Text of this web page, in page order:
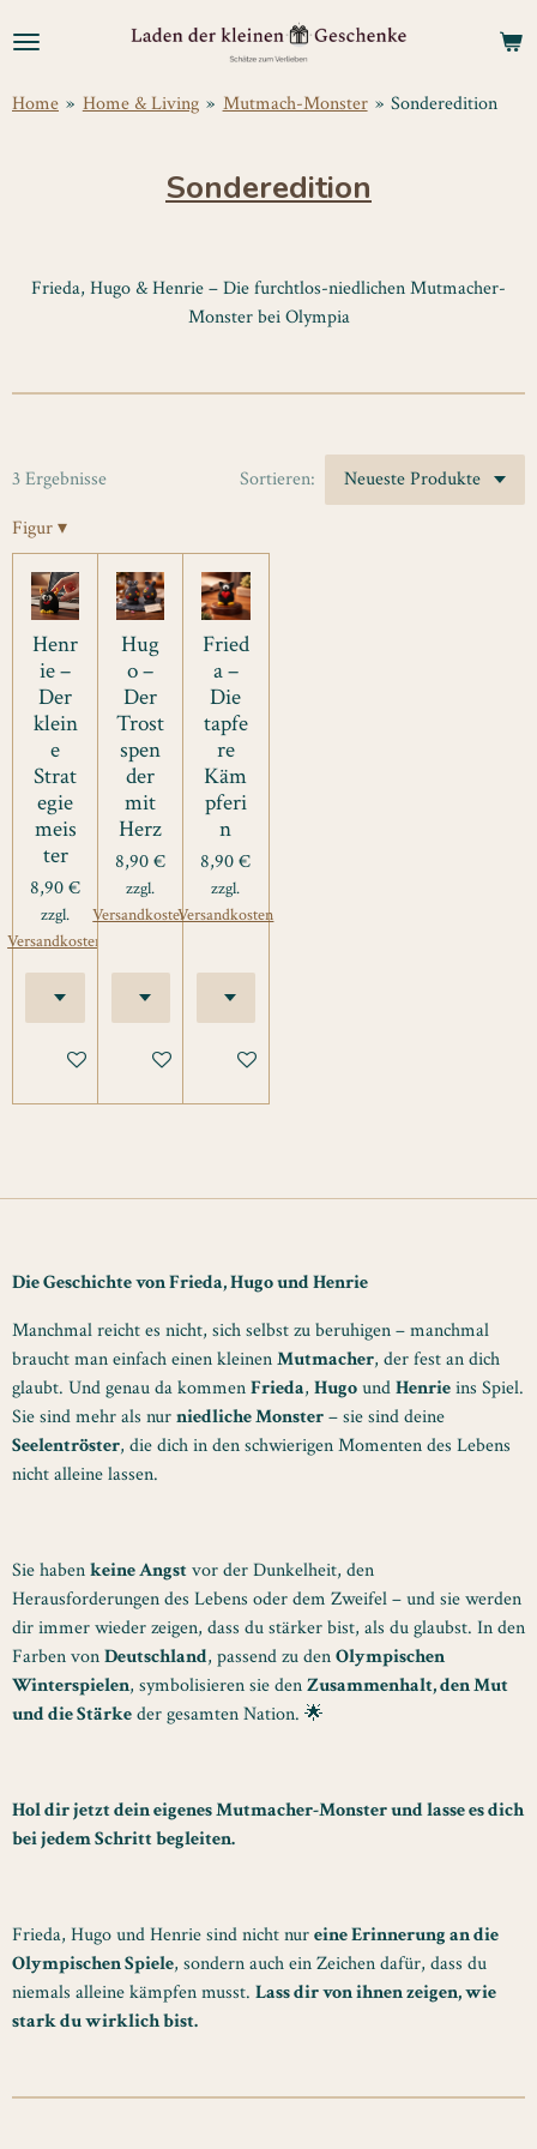
Hauptinhalt
Home » Home & Living » Mutmach-Monster » Sonderedition
Sonderedition
Frieda, Hugo & Henrie – Die furchtlos-niedlichen Mutmacher-
Monster bei Olympia
3 Ergebnisse
Sortieren:
Figur▾
Henr
ie –
Der
klein
e
Strat
egie
meis
ter
8,90 €
zzgl.
Versandkosten
In den Warenkorb
Hug
o –
Der
Trost
spen
der
mit
Herz
8,90 €
zzgl.
Versandkosten
In den Warenkorb
Fried
a –
Die
tapfe
re
Käm
pferi
n
8,90 €
zzgl.
Versandkosten
In den Warenkorb
Die Geschichte von Frieda, Hugo und Henrie
Manchmal reicht es nicht, sich selbst zu beruhigen – manchmal
braucht man einfach einen kleinenMutmacher, der fest an dich
glaubt. Und genau da kommenFrieda, HugoundHenrieins Spiel.
Sie sind mehr als nurniedliche Monster– sie sind deine
Seelentröster, die dich in den schwierigen Momenten des Lebens
nicht alleine lassen.
Sie habenkeine Angstvor der Dunkelheit, den
Herausforderungen des Lebens oder dem Zweifel – und sie werden
dir immer wieder zeigen, dass du stärker bist, als du glaubst. In den
Farben vonDeutschland, passend zu denOlympischen
Winterspielen, symbolisieren sie denZusammenhalt, den Mut
und die Stärkeder gesamten Nation. 🌟
Hol dir jetzt dein eigenes Mutmacher-Monster und lasse es dich
bei jedem Schritt begleiten.
Frieda, Hugo und Henrie sind nicht nureine Erinnerung an die
Olympischen Spiele, sondern auch ein Zeichen dafür, dass du
niemals alleine kämpfen musst. Lass dir von ihnen zeigen, wie
stark du wirklich bist.